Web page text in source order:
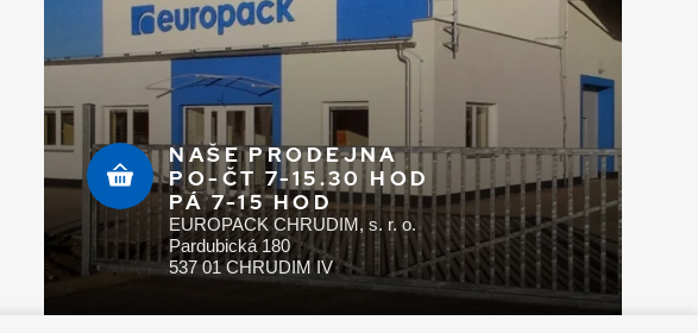
NAŠE PRODEJNA
PO-ČT 7-15.30 HOD
PÁ 7-15 HOD
EUROPACK CHRUDIM, s. r. o.
Pardubická 180
537 01 CHRUDIM IV